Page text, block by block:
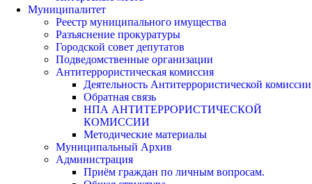
Муниципалитет
Реестр муниципального имущества
Разъяснение прокуратуры
Городской совет депутатов
Подведомственные организации
Антитеррористическая комиссия
Деятельность Антитеррористической комиссии
Обратная связь
НПА АНТИТЕРРОРИСТИЧЕСКОЙ
КОМИССИИ
Методические материалы
Муниципальный Архив
Администрация
Приём граждан по личным вопросам.